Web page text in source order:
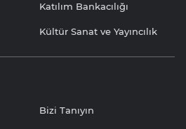
Katılım Bankacılığı
Kültür Sanat ve Yayıncılık
Bizi Tanıyın